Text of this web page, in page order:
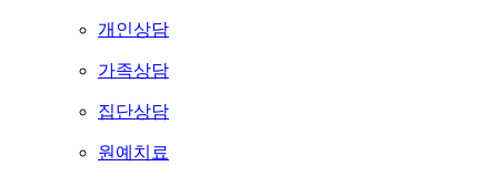
개인상담
가족상담
집단상담
원예치료